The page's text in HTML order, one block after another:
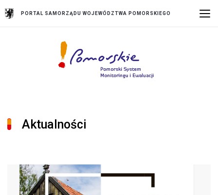
PORTAL SAMORZĄDU WOJEWÓDZTWA POMORSKIEGO
Aktualności